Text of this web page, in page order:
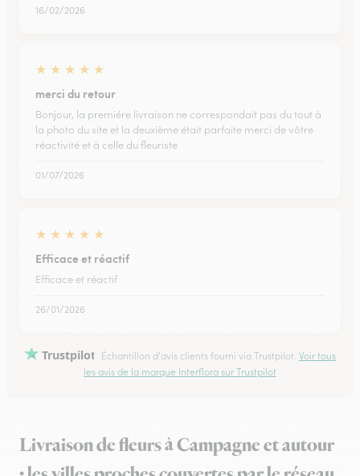
16/02/2026
★ ★ ★ ★ ★
merci du retour
Bonjour, la premiére livraison ne correspondait pas du tout à
la photo du site et la deuxième était parfaite merci de vôtre
réactivité et à celle du fleuriste
01/07/2026
★ ★ ★ ★ ★
Efficace et réactif
Efficace et réactif
26/01/2026
Trustpilot Échantillon d'avis clients fourni via Trustpilot. Voir tous
les avis de la marque Interflora sur Trustpilot
Livraison de fleurs à Campagne et autour